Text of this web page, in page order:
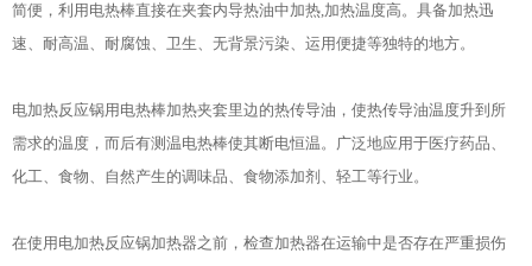
简便，利用电热棒直接在夹套内导热油中加热,加热温度高。具备加热迅
速、耐高温、耐腐蚀、卫生、无背景污染、运用便捷等独特的地方。
电加热反应锅用电热棒加热夹套里边的热传导油，使热传导油温度升到所
需求的温度，而后有测温电热棒使其断电恒温。广泛地应用于医疗药品、
化工、食物、自然产生的调味品、食物添加剂、轻工等行业。
在使用电加热反应锅加热器之前，检查加热器在运输中是否存在严重损伤